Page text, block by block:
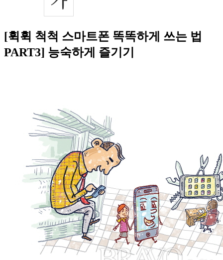
[휙휙 척척 스마트폰 똑똑하게 쓰는 법
PART3] 능숙하게 즐기기